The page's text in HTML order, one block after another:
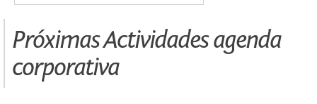
Próximas Actividades agenda
corporativa